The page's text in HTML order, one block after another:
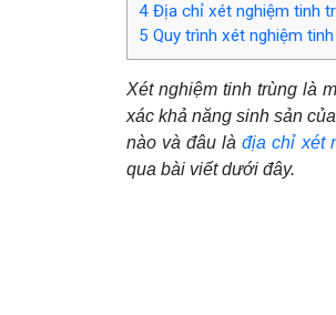
4 Địa chỉ xét nghiệm tinh
5 Quy trình xét nghiệm
Xét nghiệm tinh trùng là
xác khả năng sinh sản
nào và đâu làđịa chỉ xét
qua bài viết dưới đây.